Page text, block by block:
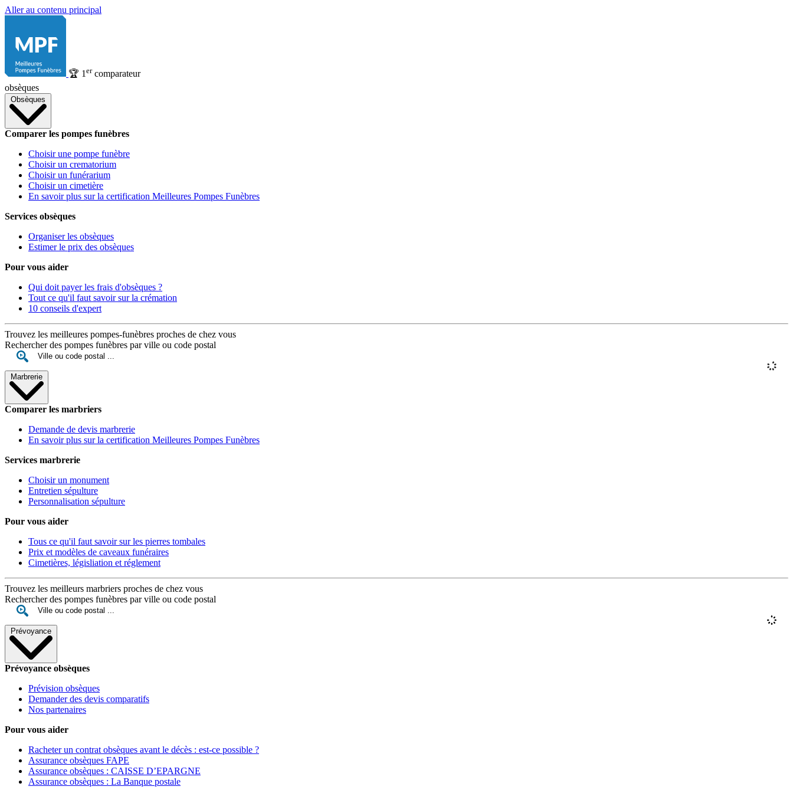
Aller au contenu principal
🏆 1 ercomparateur
obsèques
Obsèques
Comparer les pompes funèbres
Choisir une pompe funèbre
Choisir un crematorium
Choisir un funérarium
Choisir un cimetière
En savoir plus sur la certification Meilleures Pompes Funèbres
Services obsèques
Organiser les obsèques
Estimer le prix des obsèques
Pour vous aider
Qui doit payer les frais d'obsèques ?
Tout ce qu'il faut savoir sur la crémation
10 conseils d'expert
Trouvez les meilleures pompes-funèbres proches de chez vous
Rechercher des pompes funèbres par ville ou code postal
Marbrerie
Comparer les marbriers
Demande de devis marbrerie
En savoir plus sur la certification Meilleures Pompes Funèbres
Services marbrerie
Choisir un monument
Entretien sépulture
Personnalisation sépulture
Pour vous aider
Tous ce qu'il faut savoir sur les pierres tombales
Prix et modèles de caveaux funéraires
Cimetières, législiation et réglement
Trouvez les meilleurs marbriers proches de chez vous
Rechercher des pompes funèbres par ville ou code postal
Prévoyance
Prévoyance obsèques
Prévision obsèques
Demander des devis comparatifs
Nos partenaires
Pour vous aider
Racheter un contrat obsèques avant le décès : est-ce possible ?
Assurance obsèques FAPE
Assurance obsèques : CAISSE D’EPARGNE
Assurance obsèques : La Banque postale